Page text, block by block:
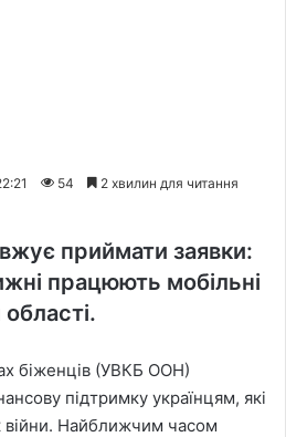
54 2 хвилин для читання
приймати заявки:
працюють мобільні
біженців (УВКБ ООН)
підтримку українцям, які
війни. Найближчим часом